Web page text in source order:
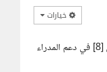
خيارات
مرحبا، اطلعت على تفاصيل المشروع ويسعدني التقدم لهذه الفرصة. أنا ردينة محمد ابو حطب ، سكرتير تنفيذي بخبرة تزيد عن [8] في دعم المدراء